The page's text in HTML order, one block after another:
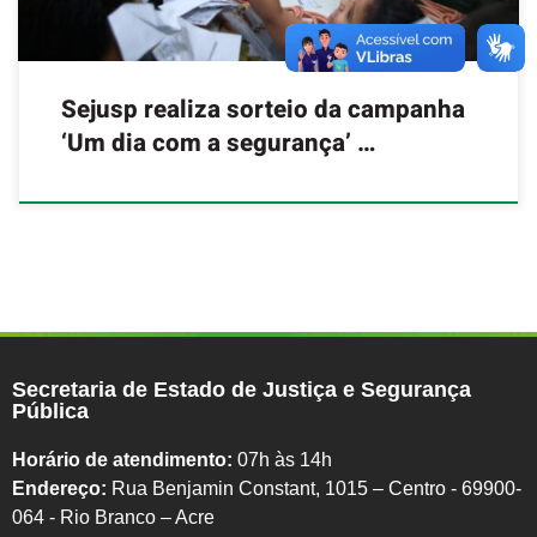
Sejusp realiza sorteio da campanha
‘Um dia com a segurança’ …
Secretaria de Estado de Justiça e Segurança
Pública
Horário de atendimento: 07h às 14h
Endereço: Rua Benjamin Constant, 1015 – Centro - 69900-
064 - Rio Branco – Acre